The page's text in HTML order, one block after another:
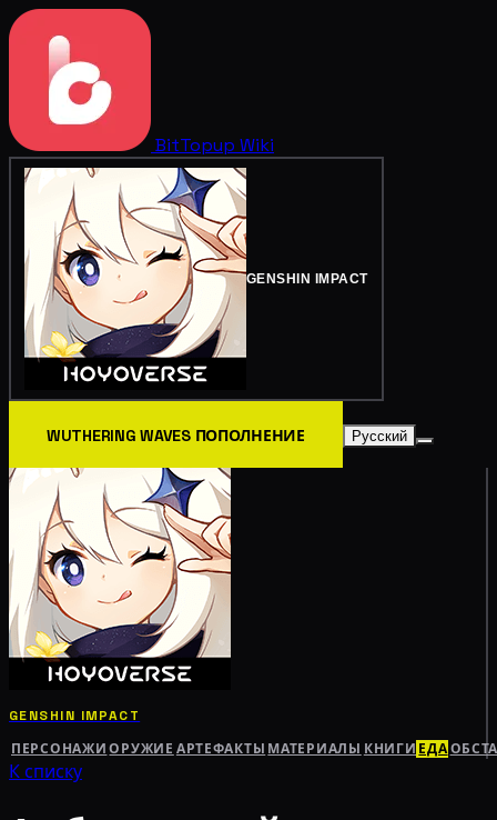
BitTopup Wiki
GENSHIN IMPACT
WUTHERING WAVES ПОПОЛНЕНИЕ Русский
GENSHIN IMPACT
ПЕРСОНАЖИ ОРУЖИЕ АРТЕФАКТЫ МАТЕРИАЛЫ КНИГИ ЕДА
К списку